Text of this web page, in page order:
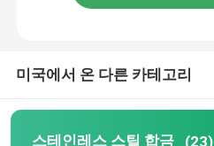
미국에서 온 다른 카테고리
스테인레스 스틸 합금 (23)